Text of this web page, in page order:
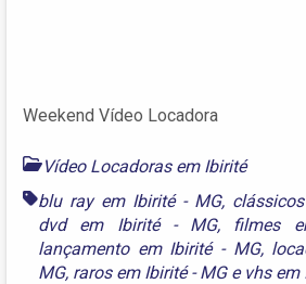
Weekend Vídeo Locadora
Vídeo Locadoras em Ibirité
blu ray em Ibirité - MG,
dvd em Ibirité - MG, filmes
lançamento em Ibirité - MG,
MG, raros em Ibirité - MGe vhs em